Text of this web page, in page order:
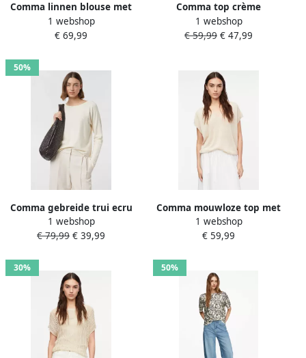
Comma linnen blouse met
overhemdkraag
1 webshop
€ 69,99
Comma top crème
1 webshop
€ 59,99 € 47,99
50%
Comma gebreide trui ecru
1 webshop
€ 79,99 € 39,99
Comma mouwloze top met
linnen beige
1 webshop
€ 59,99
30% 50%